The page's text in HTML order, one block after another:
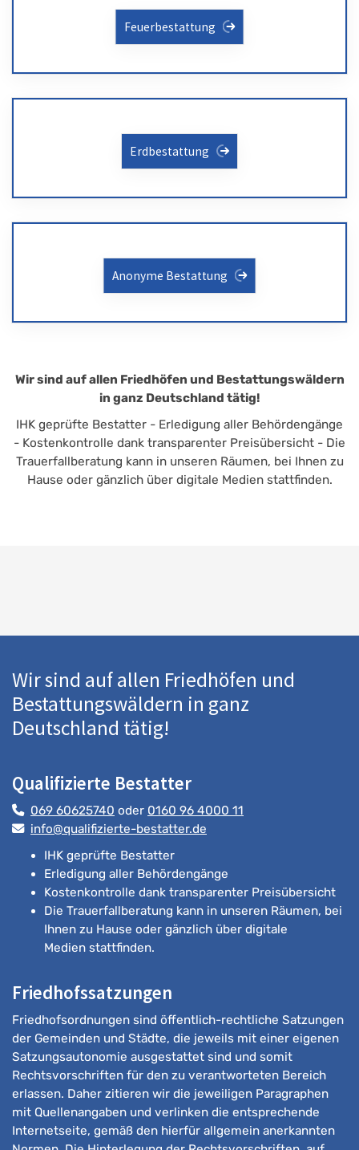
Feuerbestattung
Erdbestattung
Anonyme Bestattung
Wir sind auf allen Friedhöfen und Bestattungswäldern
in ganz Deutschland tätig!
IHK geprüfte Bestatter - Erledigung aller Behördengänge
- Kostenkontrolle dank transparenter Preisübersicht - Die
Trauerfallberatung kann in unseren Räumen, bei Ihnen zu
Hause oder gänzlich über digitale Medien stattfinden.
Wir sind auf allen Friedhöfen und
Bestattungswäldern in ganz
Deutschland tätig!
Qualifizierte Bestatter
069 60625740 oder 0160 96 4000 11
info@qualifizierte-bestatter.de
IHK geprüfte Bestatter
Erledigung aller Behördengänge
Kostenkontrolle dank transparenter Preisübersicht
Die Trauerfallberatung kann in unseren Räumen, bei
Ihnen zu Hause oder gänzlich über digitale
Medien stattfinden.
Friedhofssatzungen
Friedhofsordnungen sind öffentlich-rechtliche Satzungen
der Gemeinden und Städte, die jeweils mit einer eigenen
Satzungsautonomie ausgestattet sind und somit
Rechtsvorschriften für den zu verantworteten Bereich
erlassen. Daher zitieren wir die jeweiligen Paragraphen
mit Quellenangaben und verlinken die entsprechende
Internetseite, gemäß den hierfür allgemein anerkannten